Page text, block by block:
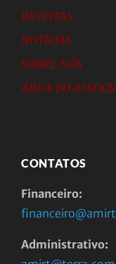
REVISTAS
NOTÍCIAS
SOBRE NÓS
ÁREA DO
CONTATOS
Financeiro:
Administrativo: